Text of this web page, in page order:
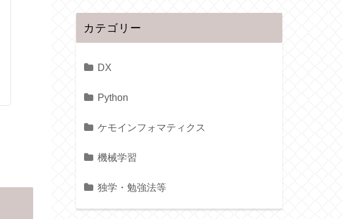
カテゴリー
DX
Python
ケモインフォマティクス
機械学習
独学・勉強法等